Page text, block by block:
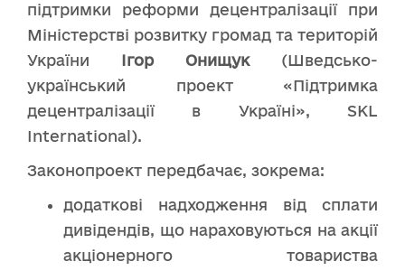
підтримки реформи децентралізації при
Міністерстві розвитку громад та територій
України Ігор Онищук(Шведсько-
український проект «Підтримка
децентралізації в Україні», SKL
International).
Законопроект передбачає, зокрема:
додаткові надходження від сплати
дивідендів, що нараховуються на акції
акціонерного товариства